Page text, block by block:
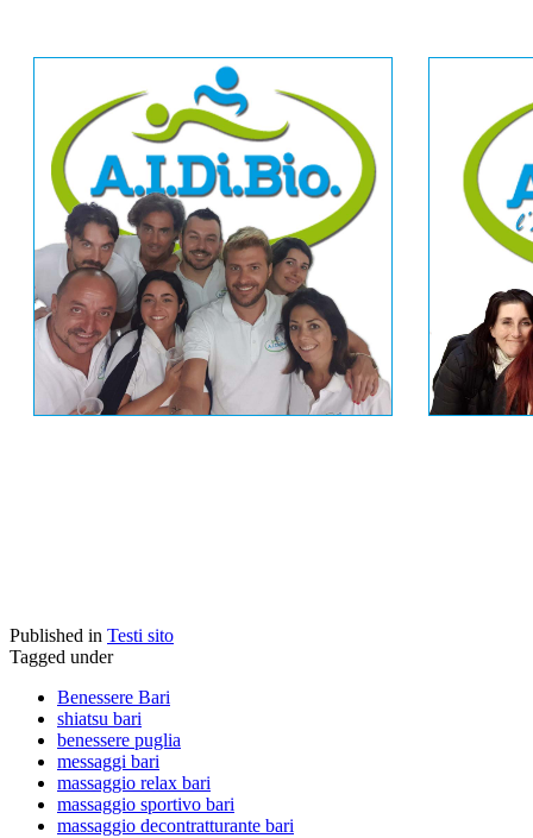
Published in Testi sito
Tagged under
Benessere Bari
shiatsu bari
benessere puglia
messaggi bari
massaggio relax bari
massaggio sportivo bari
massaggio decontratturante bari